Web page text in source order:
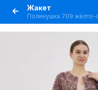
Жакет
Полинушка 709 жёлто-